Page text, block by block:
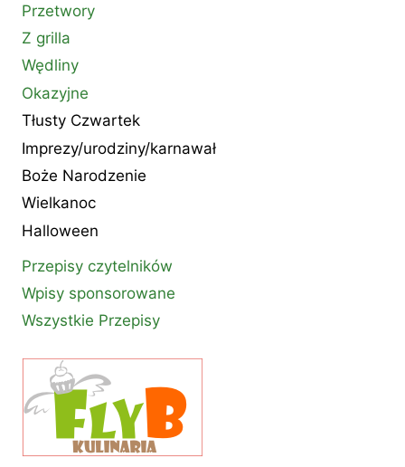
Przetwory
Z grilla
Wędliny
Okazyjne
Tłusty Czwartek
Imprezy/urodziny/karnawał
Boże Narodzenie
Wielkanoc
Halloween
Przepisy czytelników
Wpisy sponsorowane
Wszystkie Przepisy